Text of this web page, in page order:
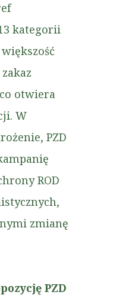
kategorii
otwiera
W
PZD
ROD
zmianę
PZD